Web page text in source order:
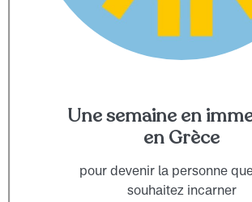
Une semaine en
en Grèce
pour devenir la personne
souhaitez incarner